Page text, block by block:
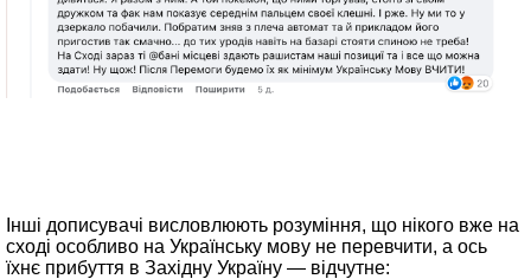
Інші дописувачі висловлюють розуміння, що нікого вже на
сході особливо на Українську мову не перевчити, а ось
їхнє прибуття в Західну Україну — відчутне: